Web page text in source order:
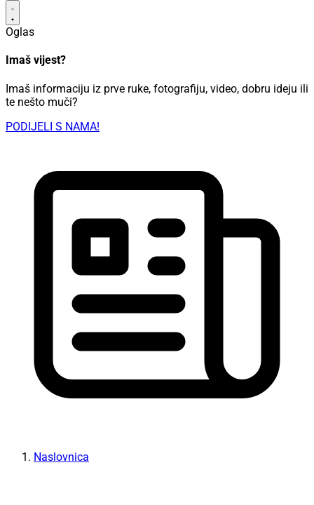
Oglas
Imaš vijest?
Imaš informaciju iz prve ruke, fotografiju, video, dobru ideju ili
te nešto muči?
PODIJELI S NAMA!
Naslovnica